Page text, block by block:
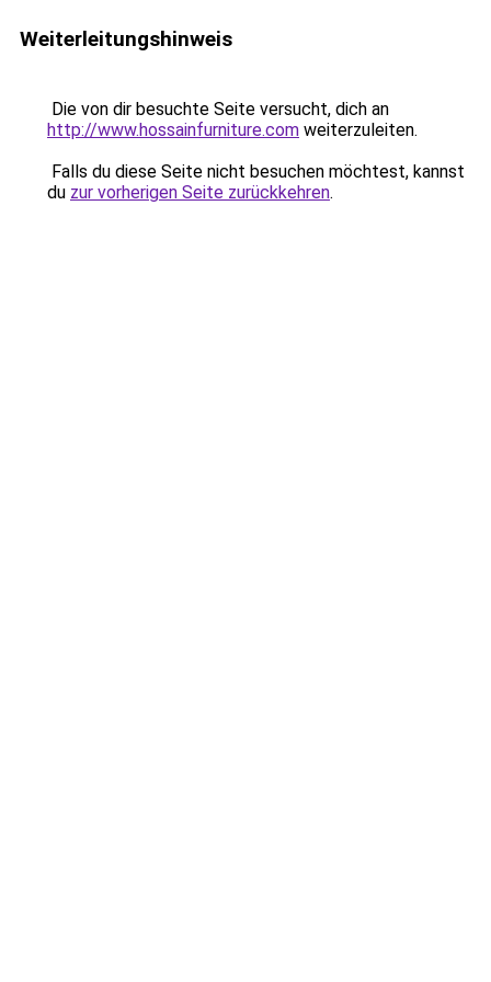
Weiterleitungshinweis
Die von dir besuchte Seite versucht, dich an
http://www.hossainfurniture.com weiterzuleiten.
Falls du diese Seite nicht besuchen möchtest, kannst
du zur vorherigen Seite zurückkehren.